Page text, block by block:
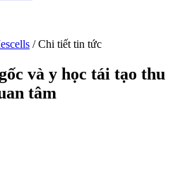
/Chi tiết tin tức
và y học tái tạo thu
tâm